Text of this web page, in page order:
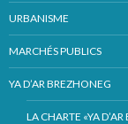
URBANISME
MARCHÉS PUBLICS
YA D’AR BREZHONEG
LA CHARTE «YA